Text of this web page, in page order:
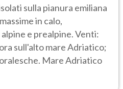
sulla pianura emiliana
in calo,
e prealpine. Venti:
sull'alto mare Adriatico;
Mare Adriatico